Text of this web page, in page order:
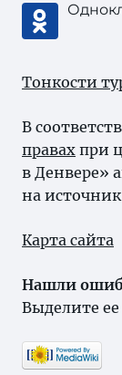
Тонкости
В
правах при
в Денвере»
на источник
Карта сайта
Нашли
Выделите